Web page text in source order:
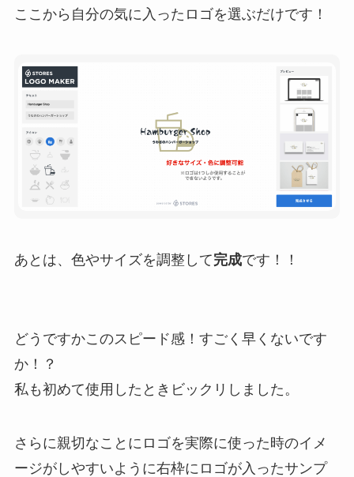
ここから自分の気に入ったロゴを選ぶだけです！
あとは、色やサイズを調整して完成です！！
どうですかこのスピード感！すごく早くないです
か！？
私も初めて使用したときビックリしました。
さらに親切なことにロゴを実際に使った時のイメ
ージがしやすいように右枠にロゴが入ったサンプ